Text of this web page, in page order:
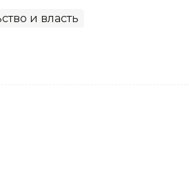
и власть